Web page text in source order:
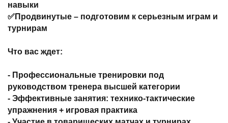
навыки
✅Продвинутые – подготовим к серьезным играм и
турнирам
Что вас ждет:
- Профессиональные тренировки под
руководством тренера высшей категории
- Эффективные занятия: технико-тактические
упражнения + игровая практика